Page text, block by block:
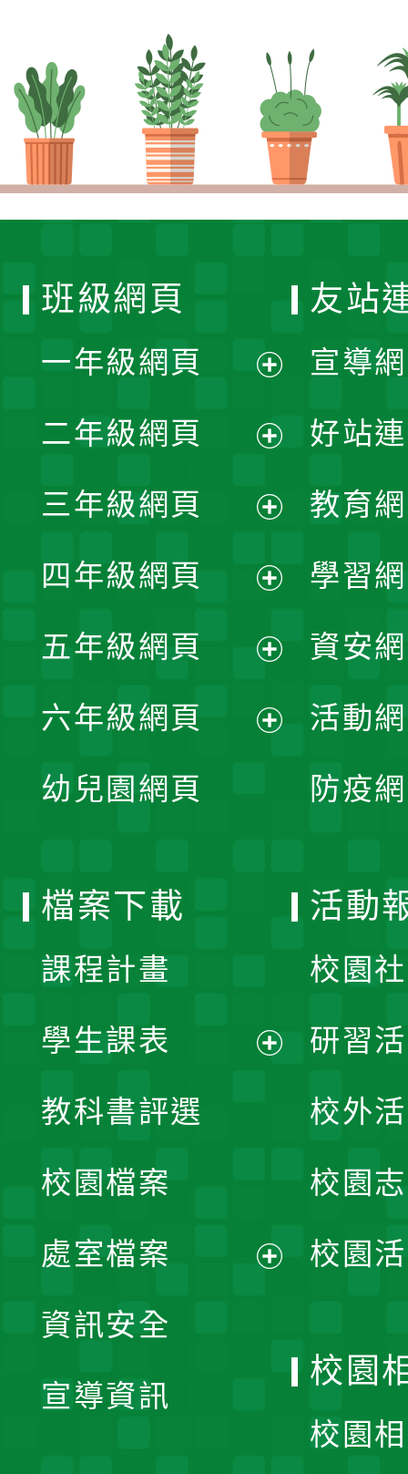
班級網頁
一年級網頁
開
選
單
二年級網頁
開
選
單
三年級網頁
開
選
單
四年級網頁
開
選
五年級網頁
開
六年級網頁
幼兒園網頁
友站
宣導
好站
教育
學習
資安
活動
防疫
檔案下載
課程計畫
學生課表
單
教科書評選
校園檔案
處室檔案
資訊安全
宣導資訊
活動
校園
研習
校外
校園
校園
校園
校園